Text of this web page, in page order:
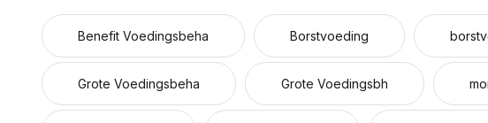
Benefit Voedingsbeha Borstvoeding
Grote Voedingsbeha Grote Voedingsbh